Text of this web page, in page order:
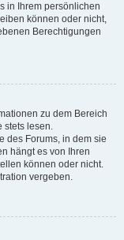
in Ihrem persönlichen
können oder nicht,
Berechtigungen
zu dem Bereich
stets lesen.
des Forums, in dem sie
hängt es von Ihren
können oder nicht.
vergeben.